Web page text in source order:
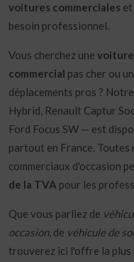
voitures commerciales
besoin professionnel.
Vous cherchez une voiture
commercial pas cher ou
déplacements pros ?
Hybrid, Renault Captur
Ford Focus SW — est
partout en France.
commerciaux d'occasion
de la TVA pour les
Que vous parliez de
occasion, de véhicule de
trouverez ici l'offre la plus